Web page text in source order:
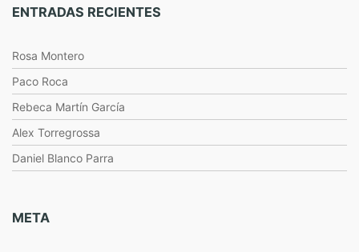
ENTRADAS RECIENTES
Rosa Montero
Paco Roca
Rebeca Martín García
Alex Torregrossa
Daniel Blanco Parra
META